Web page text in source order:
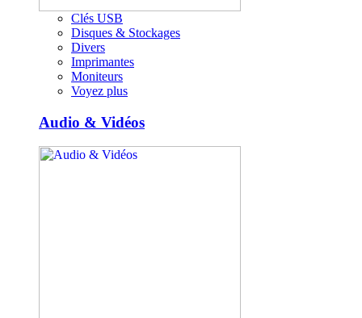
Clés USB
Disques & Stockages
Divers
Imprimantes
Moniteurs
Voyez plus
Audio & Vidéos